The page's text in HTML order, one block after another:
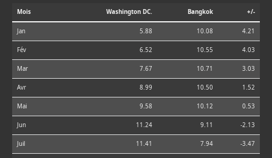
Mois Washington DC. Bangkok +/-
Jan 5.88 10.08 4.21
Fév 6.52 10.55 4.03
Mar 7.67 10.71 3.03
Avr 8.99 10.50 1.52
Mai 9.58 10.12 0.53
Jun 11.24 9.11 -2.13
Juil 11.41 7.94 -3.47